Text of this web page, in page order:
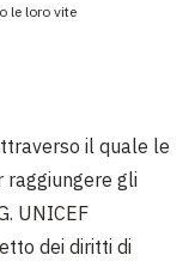
le loro vite
il quale le
raggiungere gli
UNICEF
dei diritti di